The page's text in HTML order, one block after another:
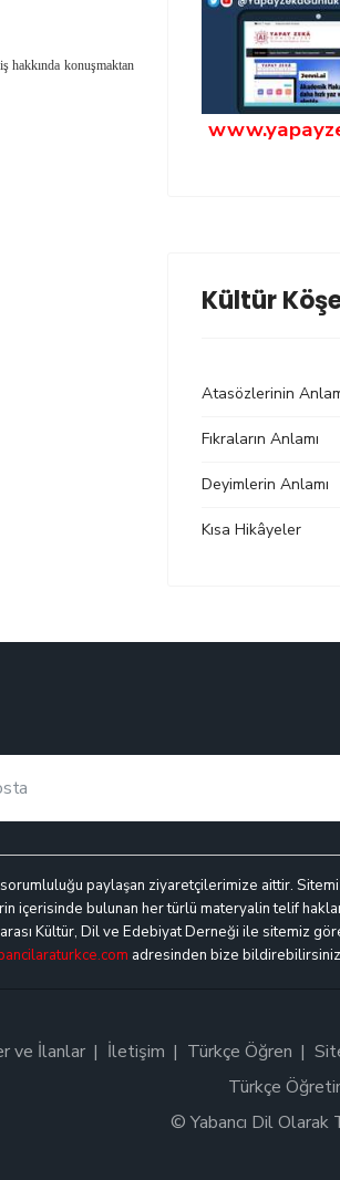
hakkında konuşmaktan
Kültür
Atasözlerinin
Fıkraların Anlamı
Deyimlerin Anlamı
Kısa Hikâyeler
paylaşan ziyaretçilerimize aittir.
içerisinde bulunan her türlü materyalin telif
Kültür, Dil ve Edebiyat Derneği ile sitemiz
adresinden bize
ve İlanlar İletişim Türkçe Öğren
Türkçe
© Yabancı Dil Olarak